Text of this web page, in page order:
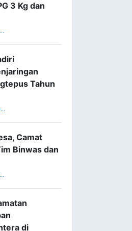
3 Kg dan
Tahun
Camat
Binwas dan
di